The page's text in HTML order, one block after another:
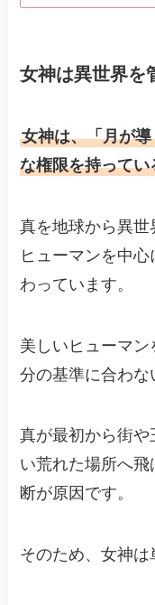
女神は異世界を
女神は、「月が
な権限を持ってい
真を地球から異世
ヒューマンを中
わっています。
美しいヒューマ
分の基準に合わな
真が最初から街
い荒れた場所へ飛
断が原因です。
そのため、女神は